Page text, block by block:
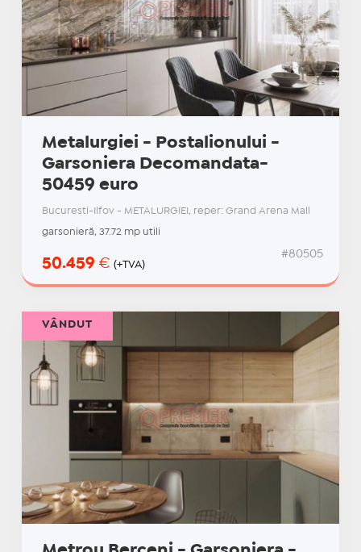
Metalurgiei - Postalionului -
Garsoniera Decomandata-
50459 euro
Bucuresti-Ilfov - METALURGIEI, reper: Grand Arena Mall
garsonieră, 37.72 mp utili
50.459 € (+TVA)
#80505
VÂNDUT